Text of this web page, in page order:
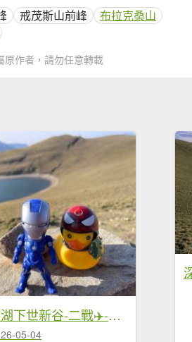
戒茂斯山前峰
布拉克桑山
原作者，請勿任意轉載
戒茂斯上嘉明湖下世新谷-二戰✈️-大鵬飛機✈️殘骸
05-04